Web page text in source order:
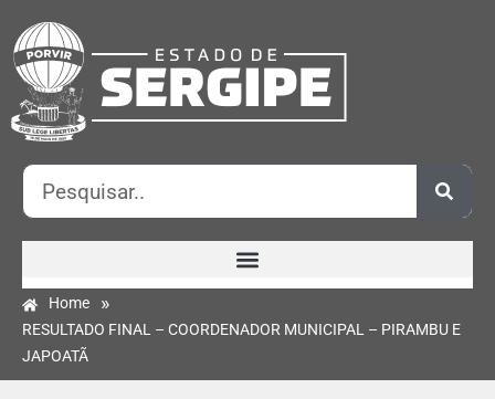
Home »
RESULTADO FINAL – COORDENADOR MUNICIPAL – PIRAMBU E
JAPOATÃ